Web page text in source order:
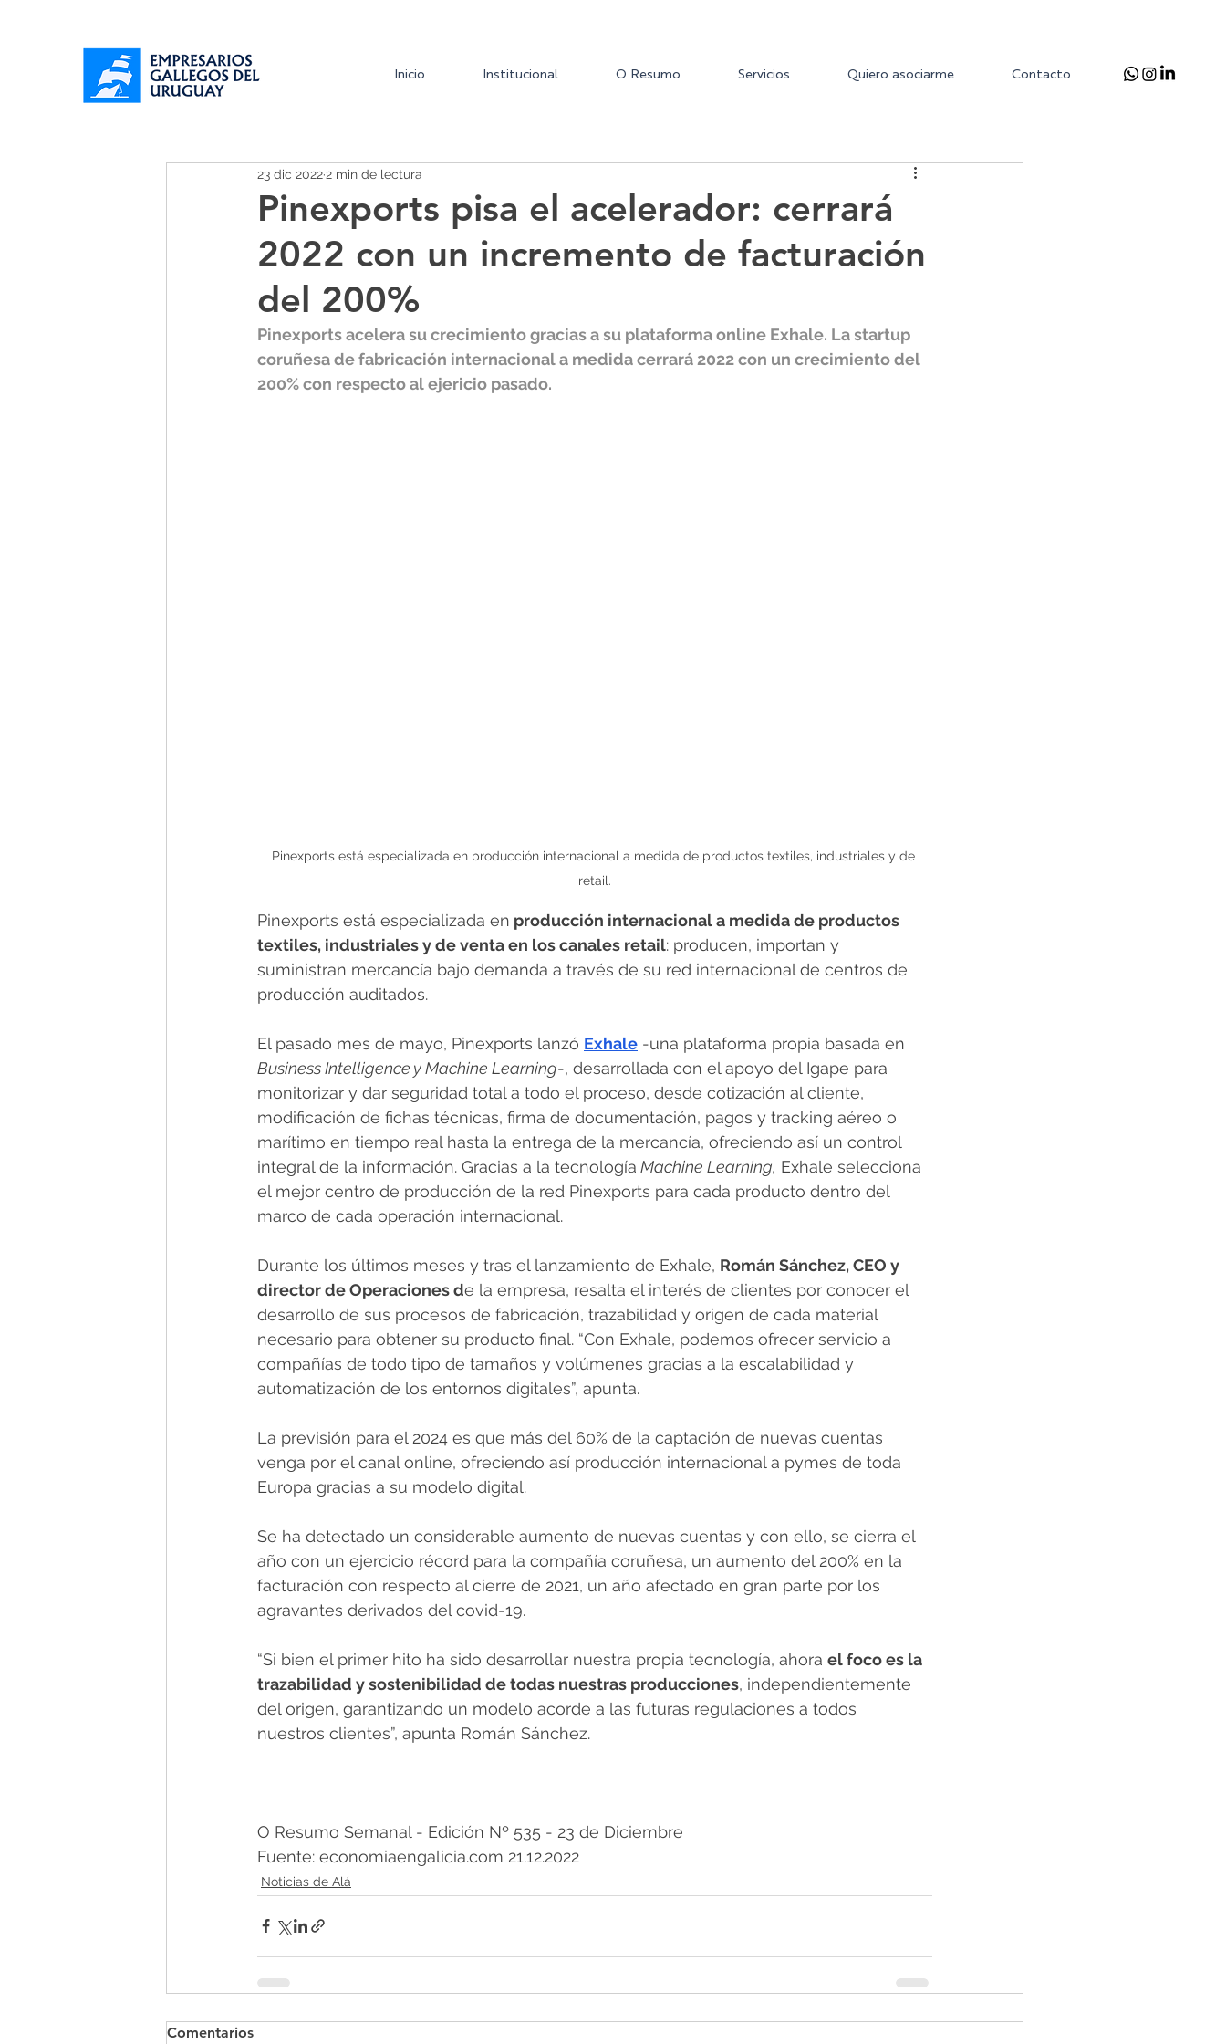
Inicio Institucional O Resumo Servicios Quiero asociarme Contacto
Pinexports pisa el acelerador: cerrará
2022 con un incremento de facturación
del 200%
23 dic 2022 2 min de lectura
Pinexports acelera su crecimiento gracias a su plataforma online Exhale. La startup
coruñesa de fabricación internacional a medida cerrará 2022 con un crecimiento del
200% con respecto al ejericio pasado.
Pinexports está especializada en producción internacional a medida de productos textiles, industriales y de
retail.
Pinexports está especializada en producción internacional a medida de productos
textiles, industriales y de venta en los canales retail: producen, importan y
suministran mercancía bajo demanda a través de su red internacional de centros de
producción auditados.
El pasado mes de mayo, Pinexports lanzó Exhale -una plataforma propia basada en
Business Intelligence y Machine Learning-, desarrollada con el apoyo del Igape para
monitorizar y dar seguridad total a todo el proceso, desde cotización al cliente,
modificación de fichas técnicas, firma de documentación, pagos y tracking aéreo o
marítimo en tiempo real hasta la entrega de la mercancía, ofreciendo así un control
integral de la información. Gracias a la tecnología Machine Learning, Exhale selecciona
el mejor centro de producción de la red Pinexports para cada producto dentro del
marco de cada operación internacional.
Durante los últimos meses y tras el lanzamiento de Exhale, Román Sánchez, CEO y
director de Operaciones de la empresa, resalta el interés de clientes por conocer el
desarrollo de sus procesos de fabricación, trazabilidad y origen de cada material
necesario para obtener su producto final. “Con Exhale, podemos ofrecer servicio a
compañías de todo tipo de tamaños y volúmenes gracias a la escalabilidad y
automatización de los entornos digitales”, apunta.
La previsión para el 2024 es que más del 60% de la captación de nuevas cuentas
venga por el canal online, ofreciendo así producción internacional a pymes de toda
Europa gracias a su modelo digital.
Se ha detectado un considerable aumento de nuevas cuentas y con ello, se cierra el
año con un ejercicio récord para la compañía coruñesa, un aumento del 200% en la
facturación con respecto al cierre de 2021, un año afectado en gran parte por los
agravantes derivados del covid-19.
“Si bien el primer hito ha sido desarrollar nuestra propia tecnología, ahora el foco es la
trazabilidad y sostenibilidad de todas nuestras producciones, independientemente
del origen, garantizando un modelo acorde a las futuras regulaciones a todos
nuestros clientes”, apunta Román Sánchez.
O Resumo Semanal - Edición Nº 535 - 23 de Diciembre
Fuente: economiaengalicia.com 21.12.2022
Noticias de Alá
Comentarios